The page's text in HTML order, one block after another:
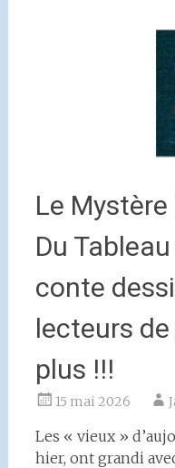
Le Mystère
Du
conte
lecteurs
plus !!!
15 mai 2026
Les « vieux »
hier, ont grandi